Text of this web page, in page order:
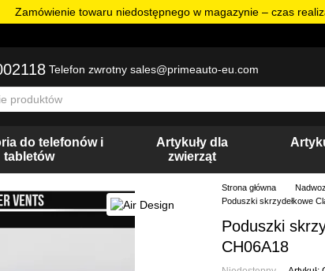
Zamówienie towaru niedostępnego w magazynie – czas
Telefon zwrotny sales@primeauto-eu.com
do telefonów i
tabletów
Artykuły dla
zwierząt
Strona główna
Poduszki skrzydełkowe
Poduszki
CH06A18